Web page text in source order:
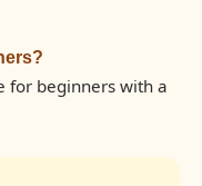
for beginners with a